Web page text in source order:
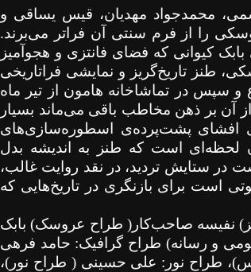
محمدجواد مهدیان، قیس یساقی و
را از فرم سنتی آن فراتر می‌برند.
کیوانی که فضای فانتزی و هجوآمیز
طنز تاریخ‌گریز و نمایشی فراتاریخی
و سپس در تماشاخانه هامون
از تیر ماه
از آن بر ذهن مخاطب باقی می‌ماند بسیار
افشای پشت‌پرده‌ی اسطوره‌سازی‌های
لحظه‌ای است که طنز به اندیشه بدل
در ستایش تردید، در نقد روایت غالب،
است برای بازنگری در تاریخ‌هایی که
نفیسه صاحب‌کار( طراح عروسک) بابک
و رسانه) طراح گرافیک: حامد فرهی
طراح نور: علی حسینی ( طراح نور)،